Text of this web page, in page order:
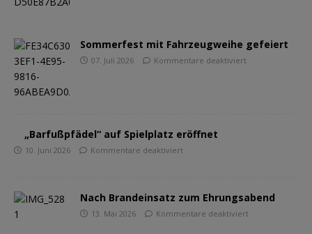
Sommerfest mit Fahrzeugweihe gefeiert
07. Juli 2026 Kommentare deaktiviert
„Barfußpfädel“ auf Spielplatz eröffnet
10. Juni 2026 Kommentare deaktiviert
Nach Brandeinsatz zum Ehrungsabend
13. Mai 2026 Kommentare deaktiviert